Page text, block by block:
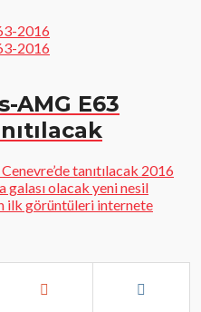
AMG E63
tanıtılacak 2016
olacak yeni nesil
ilk görüntüleri internete